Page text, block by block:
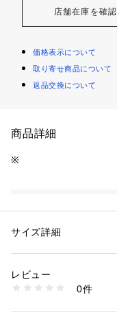
店舗在庫を確認
価格表示について
取り寄せ商品について
返品交換について
商品詳細
※
素材：合成繊維
生産国：日本
サイズ詳細
レビュー
0件